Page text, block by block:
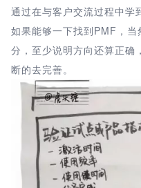
通过在与客户交流过程中学
如果能够一下找到PMF，
分，至少说明方向还算正确
断的去完善。